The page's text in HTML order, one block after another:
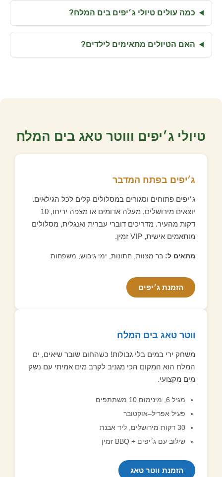
כמה עולים טיולי ג׳יפים בים המלח?
האם הטיולים מתאימים לילדים?
טיולי ג׳יפים וווטר טאג בים המלח
ג׳יפים בפתח המדבר
ג׳יפים פתוחים וסגורים במסלולים קלים לכל הגילאים.
יוצאים מירושלים, מעלה אדומים או מצפה יריחו, 10
דקות מהעיר. מדריכים דוברי עברית ואנגלית, מסלולים
מותאמים אישית, VIP זמין.
מתאים ל: בר מצוות, חתונות, ימי גיבוש, משפחות
הזמנת ג׳יפים
ווטר טאג בים המלח
משחק ירי במים בלי גבולות! כשהחום שובר שיאים, ים
המלח הוא המקום הכי מגניב לקרב מים אמיתי עם נשק
מים מקצועי.
מגיל 6, מינימום 10 משתתפים
פעיל אפריל–אוקטובר
30 דקות מירושלים, ליד אבנת
שילוב עם ג׳יפים + BBQ זמין
הזמנת ווטר טאג